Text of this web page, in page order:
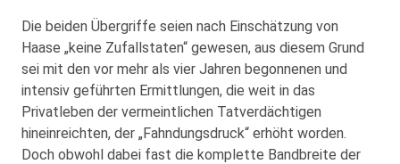
Die beiden Übergriffe seien nach Einschätzung von
Haase „keine Zufallstaten“ gewesen, aus diesem Grund
sei mit den vor mehr als vier Jahren begonnenen und
intensiv geführten Ermittlungen, die weit in das
Privatleben der vermeintlichen Tatverdächtigen
hineinreichten, der „Fahndungsdruck“ erhöht worden.
Doch obwohl dabei fast die komplette Bandbreite der